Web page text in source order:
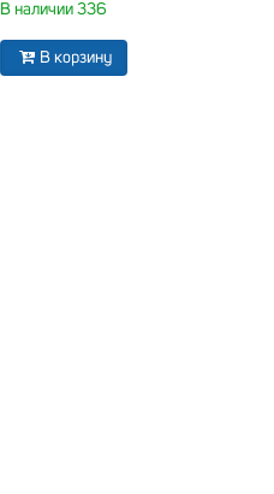
В наличии 336
В корзину